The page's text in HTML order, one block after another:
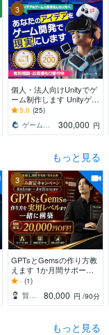
3
個人・法人向けUnityでゲ
ーム制作します Unityゲー
ム制作 実績数上位【総取
引290件】
5.0 (25)
ゲームスタジオRYUXiA┆リュクシア
300,000 円
もっと見る
3
GPTsとGemsの作り方教
えます 1か月間サポー
ト！初心者でも1か月間で
実用レベルへ
- (1)
80,000 円 /90分
もっと見る